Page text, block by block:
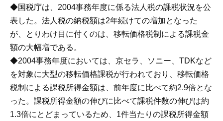
◆国税庁は、2004事務年度に係る法人税の課税状況を公
表した。法人税の納税額は2年続けての増加となった
が、とりわけ目に付くのは、移転価格税制による課税金
額の大幅増である。
◆2004事務年度においては、京セラ、ソニー、TDKなど
を対象に大型の移転価格課税が行われており、移転価格
税制による課税所得金額は、前年度に比べて約2.9倍とな
った。課税所得金額の伸びに比べて課税件数の伸びは約
1.3倍にとどまっているため、1件当たりの課税所得金額